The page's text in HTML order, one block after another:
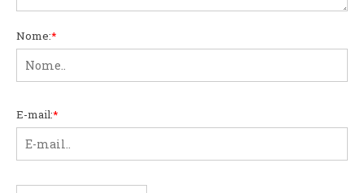
Nome:*
E-mail:*